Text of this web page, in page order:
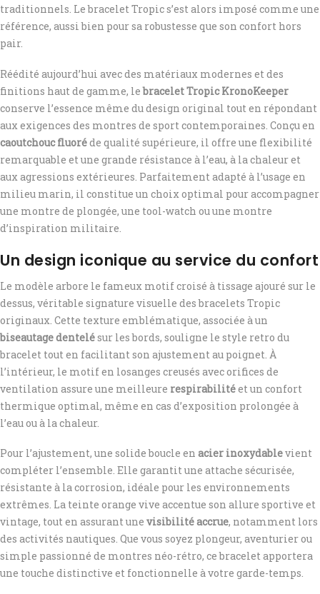
traditionnels. Le bracelet Tropic s’est alors imposé comme une
référence, aussi bien pour sa robustesse que son confort hors
pair.
Réédité aujourd’hui avec des matériaux modernes et des
finitions haut de gamme, lebracelet Tropic KronoKeeper
conserve l’essence même du design original tout en répondant
aux exigences des montres de sport contemporaines. Conçu en
caoutchouc fluoréde qualité supérieure, il offre une flexibilité
remarquable et une grande résistance à l’eau, à la chaleur et
aux agressions extérieures. Parfaitement adapté à l’usage en
milieu marin, il constitue un choix optimal pour accompagner
une montre de plongée, une tool-watch ou une montre
d’inspiration militaire.
Un design iconique au service du confort
Le modèle arbore le fameux motif croisé à tissage ajouré sur le
dessus, véritable signature visuelle des bracelets Tropic
originaux. Cette texture emblématique, associée à un
biseautage dentelésur les bords, souligne le style retro du
bracelet tout en facilitant son ajustement au poignet. À
l’intérieur, le motif en losanges creusés avec orifices de
ventilation assure une meilleure respirabilitéet un confort
thermique optimal, même en cas d’exposition prolongée à
l’eau ou à la chaleur.
Pour l’ajustement, une solide boucle en acier inoxydablevient
compléter l’ensemble. Elle garantit une attache sécurisée,
résistante à la corrosion, idéale pour les environnements
extrêmes. La teinte orange vive accentue son allure sportive et
vintage, tout en assurant une visibilité accrue, notamment lors
des activités nautiques. Que vous soyez plongeur, aventurier ou
simple passionné de montres néo-rétro, ce bracelet apportera
une touche distinctive et fonctionnelle à votre garde-temps.